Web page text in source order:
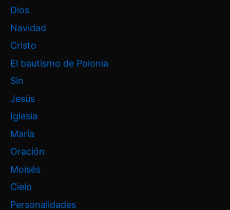
Dios
Navidad
Cristo
El bautismo de Polonia
Sin
Jesús
Iglesia
María
Oración
Moisés
Cielo
Personalidades